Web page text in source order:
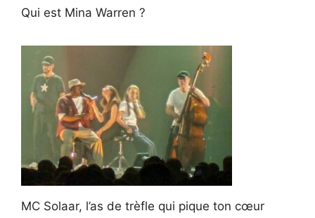
Qui est Mina Warren ?
MC Solaar, l’as de trèfle qui pique ton cœur